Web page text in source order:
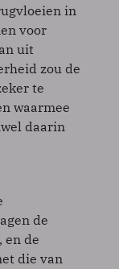
in
voor
uit
zou de
te
waarmee
daarin
de
en de
die van